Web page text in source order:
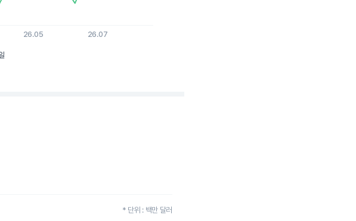
26.05 26.07
* 단위 : 백만 달러